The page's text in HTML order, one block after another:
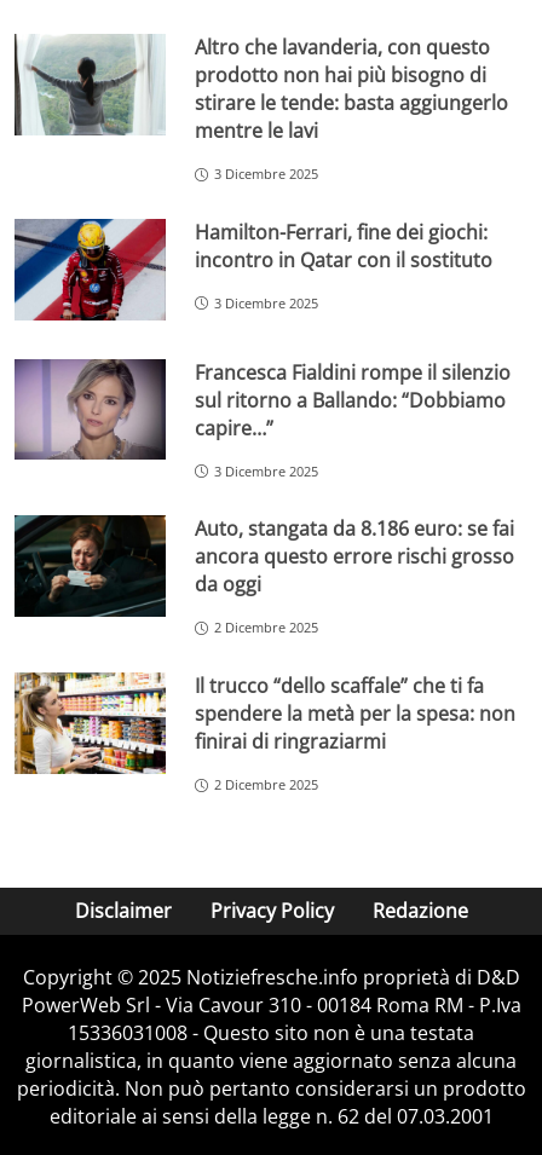
Altro che lavanderia, con questo
prodotto non hai più bisogno di
stirare le tende: basta aggiungerlo
mentre le lavi
3 Dicembre 2025
Hamilton-Ferrari, fine dei giochi:
incontro in Qatar con il sostituto
3 Dicembre 2025
Francesca Fialdini rompe il silenzio
sul ritorno a Ballando: “Dobbiamo
capire…”
3 Dicembre 2025
Auto, stangata da 8.186 euro: se fai
ancora questo errore rischi grosso
da oggi
2 Dicembre 2025
Il trucco “dello scaffale” che ti fa
spendere la metà per la spesa: non
finirai di ringraziarmi
2 Dicembre 2025
Disclaimer Privacy Policy Redazione
Copyright © 2025 Notiziefresche.info proprietà di D&D
PowerWeb Srl - Via Cavour 310 - 00184 Roma RM - P.Iva
15336031008 - Questo sito non è una testata
giornalistica, in quanto viene aggiornato senza alcuna
periodicità. Non può pertanto considerarsi un prodotto
editoriale ai sensi della legge n. 62 del 07.03.2001